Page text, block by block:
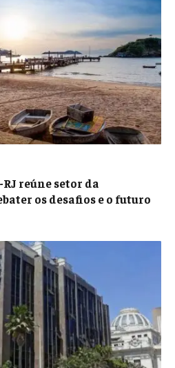
reúne setor da
os desafios e o futuro